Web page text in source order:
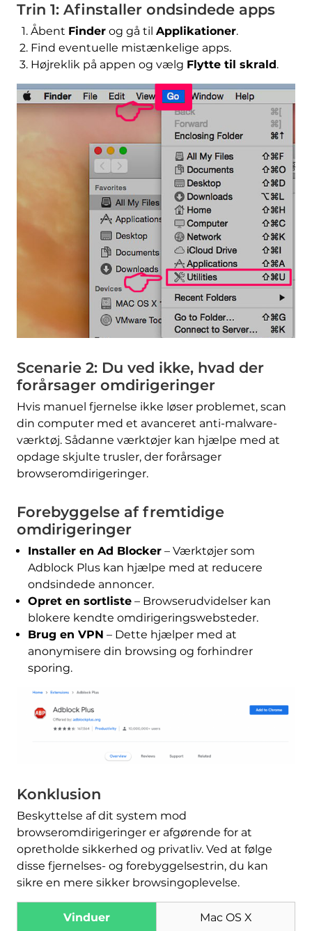
Trin 1: Afinstaller ondsindede apps
Åbent Finderog gå til Applikationer.
Find eventuelle mistænkelige apps.
Højreklik på appen og vælg Flytte til skrald.
Scenarie 2: Du ved ikke, hvad der
forårsager omdirigeringer
Hvis manuel fjernelse ikke løser problemet, scan
din computer med et avanceret anti-malware-
værktøj. Sådanne værktøjer kan hjælpe med at
opdage skjulte trusler, der forårsager
browseromdirigeringer.
Forebyggelse af fremtidige
omdirigeringer
Installer en Ad Blocker– Værktøjer som
Adblock Plus kan hjælpe med at reducere
ondsindede annoncer.
Opret en sortliste– Browserudvidelser kan
blokere kendte omdirigeringswebsteder.
Brug en VPN – Dette hjælper med at
anonymisere din browsing og forhindrer
sporing.
Konklusion
Beskyttelse af dit system mod
browseromdirigeringer er afgørende for at
opretholde sikkerhed og privatliv. Ved at følge
disse fjernelses- og forebyggelsestrin, du kan
sikre en mere sikker browsingoplevelse.
Vinduer Mac OS X
Værktøj til fjernelse af
malware